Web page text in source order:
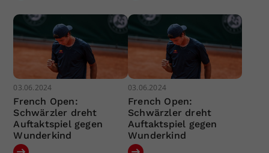
03.06.2024
French Open:
Schwärzler dreht
Auftaktspiel gegen
Wunderkind
03.06.2024
French Open:
Schwärzler dreht
Auftaktspiel gegen
Wunderkind